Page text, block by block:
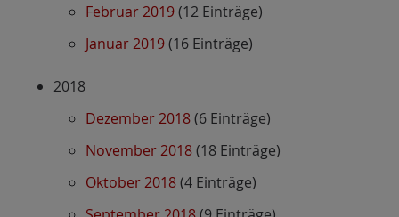
Februar 2019(12 Einträge)
Januar 2019(16 Einträge)
2018
Dezember 2018(6 Einträge)
November 2018(18 Einträge)
Oktober 2018(4 Einträge)